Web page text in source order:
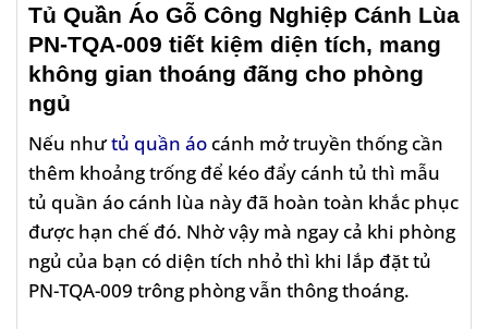
Tủ Quần Áo Gỗ Công Nghiệp Cánh Lùa
PN-TQA-009 tiết kiệm diện tích, mang
không gian thoáng đãng cho phòng
ngủ
Nếu nhưtủ quần áo cánh mở truyền thống cần
thêm khoảng trống để kéo đẩy cánh tủ thì mẫu
tủ quần áo cánh lùa này đã hoàn toàn khắc phục
được hạn chế đó. Nhờ vậy mà ngay cả khi phòng
ngủ của bạn có diện tích nhỏ thì khi lắp đặt tủ
PN-TQA-009 trông phòng vẫn thông thoáng.